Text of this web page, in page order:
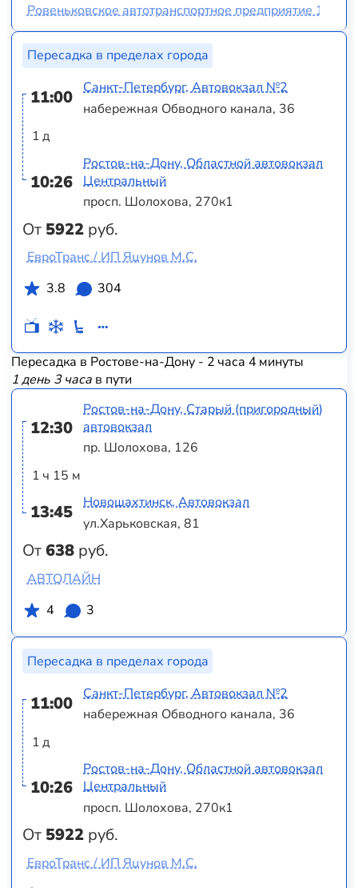
Ровеньковское автотранспортное предприятие 10956
Пересадка в пределах города
11:00
1 д
10:26
От 5922 руб.
Санкт-Петербург, Автовокзал №2
набережная Обводного канала, 36
Ростов-на-Дону, Областной автовокзал
Центральный
просп. Шолохова, 270к1
ЕвроТранс / ИП Яцунов М.С.
3.8
304
Пересадка в Ростове-на-Дону - 2 часа 4 минуты
1 день 3 часав пути
12:30
1 ч 15 м
13:45
От638 руб.
Ростов-на-Дону, Старый (пригородный)
автовокзал
пр. Шолохова, 126
Новошахтинск, Автовокзал
ул.Харьковская, 81
АВТОЛАЙН
4
3
Пересадка в пределах города
11:00
1 д
10:26
От 5922 руб.
Санкт-Петербург, Автовокзал №2
набережная Обводного канала, 36
Ростов-на-Дону, Областной автовокзал
Центральный
просп. Шолохова, 270к1
ЕвроТранс / ИП Яцунов М.С.